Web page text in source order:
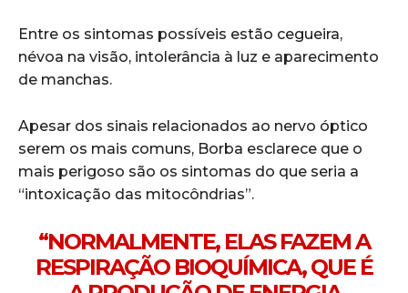
Entre os sintomas possíveis estão cegueira,
névoa na visão, intolerância à luz e aparecimento
de manchas.
Apesar dos sinais relacionados ao nervo óptico
serem os mais comuns, Borba esclarece que o
mais perigoso são os sintomas do que seria a
“intoxicação das mitocôndrias”.
“NORMALMENTE, ELAS FAZEM A
RESPIRAÇÃO BIOQUÍMICA, QUE É